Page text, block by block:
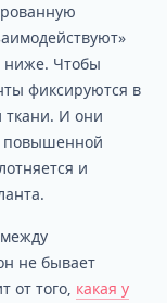
ниже. Чтобы
фиксируются в
ткани. И они
повышенной
и
не бывает
от того, какая у